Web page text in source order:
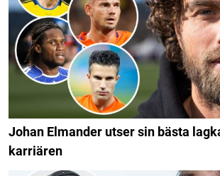
Johan Elmander utser sin bästa
karriären